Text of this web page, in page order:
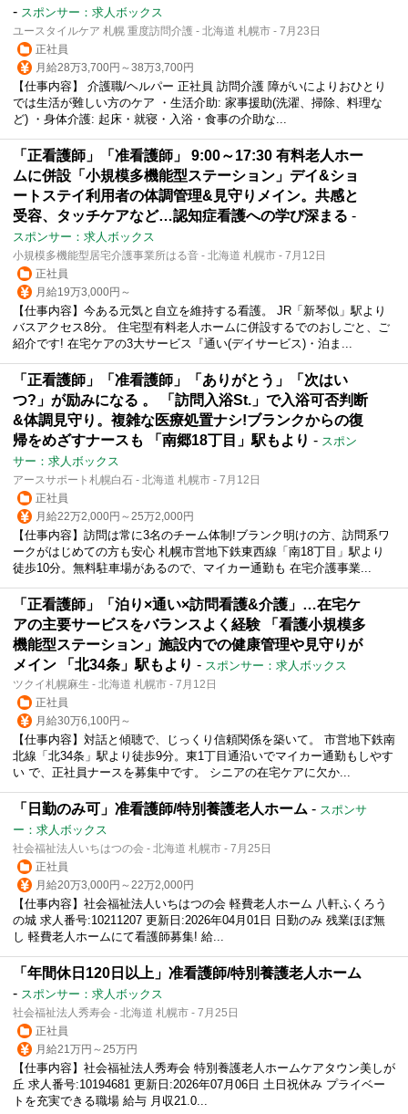
- スポンサー：求人ボックス
ユースタイルケア 札幌 重度訪問介護 - 北海道 札幌市 - 7月23日
正社員
月給28万3,700円～38万3,700円
【仕事内容】 介護職/ヘルパー 正社員 訪問介護 障がいによりおひとり
では生活が難しい方のケア ・生活介助: 家事援助(洗濯、掃除、料理な
ど) ・身体介護: 起床・就寝・入浴・食事の介助な...
「正看護師」「准看護師」 9:00～17:30 有料老人ホー
ムに併設「小規模多機能型ステーション」デイ&ショ
ートステイ利用者の体調管理&見守りメイン。共感と
受容、タッチケアなど…認知症看護への学び深まる -
スポンサー：求人ボックス
小規模多機能型居宅介護事業所はる音 - 北海道 札幌市 - 7月12日
正社員
月給19万3,000円～
【仕事内容】今ある元気と自立を維持する看護。 JR「新琴似」駅より
バスアクセス8分。 住宅型有料老人ホームに併設するでのおしごと、ご
紹介です! 在宅ケアの3大サービス『通い(デイサービス)・泊ま...
「正看護師」「准看護師」「ありがとう」「次はい
つ?」が励みになる 。 「訪問入浴St.」で入浴可否判断
&体調見守り。複雑な医療処置ナシ!ブランクからの復
帰をめざすナースも 「南郷18丁目」駅もより - スポン
サー：求人ボックス
アースサポート札幌白石 - 北海道 札幌市 - 7月12日
正社員
月給22万2,000円～25万2,000円
【仕事内容】訪問は常に3名のチーム体制!ブランク明けの方、訪問系ワ
ークがはじめての方も安心 札幌市営地下鉄東西線「南18丁目」駅より
徒歩10分。無料駐車場があるので、マイカー通勤も 在宅介護事業...
「正看護師」「泊り×通い×訪問看護&介護」…在宅ケ
アの主要サービスをバランスよく経験 「看護小規模多
機能型ステーション」施設内での健康管理や見守りが
メイン 「北34条」駅もより - スポンサー：求人ボックス
ツクイ札幌麻生 - 北海道 札幌市 - 7月12日
正社員
月給30万6,100円～
【仕事内容】対話と傾聴で、じっくり信頼関係を築いて。 市営地下鉄南
北線「北34条」駅より徒歩9分。東1丁目通沿いでマイカー通勤もしやす
い で、正社員ナースを募集中です。 シニアの在宅ケアに欠か...
「日勤のみ可」准看護師/特別養護老人ホーム - スポンサ
ー：求人ボックス
社会福祉法人いちはつの会 - 北海道 札幌市 - 7月25日
正社員
月給20万3,000円～22万2,000円
【仕事内容】社会福祉法人いちはつの会 軽費老人ホーム 八軒ふくろう
の城 求人番号:10211207 更新日:2026年04月01日 日勤のみ 残業ほぼ無
し 軽費老人ホームにて看護師募集! 給...
「年間休日120日以上」准看護師/特別養護老人ホーム
- スポンサー：求人ボックス
社会福祉法人秀寿会 - 北海道 札幌市 - 7月25日
正社員
月給21万円～25万円
【仕事内容】社会福祉法人秀寿会 特別養護老人ホームケアタウン美しが
丘 求人番号:10194681 更新日:2026年07月06日 土日祝休み プライベー
トを充実できる職場 給与 月収21.0...